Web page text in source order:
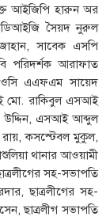
আইজিপি হারুন অর
ডিআইজি সৈয়দ নুরুল
সাবেক এসপি
পরিদর্শক আরাফাত
ওসি এএফএম সায়েদ
রাকিবুল এসআই
এসআই আব্দুল
কসস্টেবল মুকুল,
থানার আওয়ামী
সহ-সভাপতি
ছাত্রলীগের সহ-
ছাত্রলীগ সভাপতি